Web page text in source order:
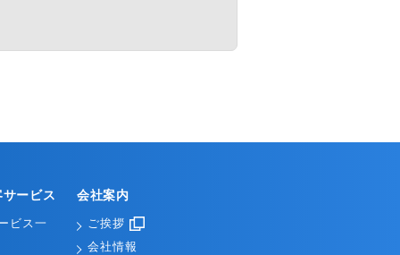
ービス
ビス一
会社案内
ご挨拶
会社情報